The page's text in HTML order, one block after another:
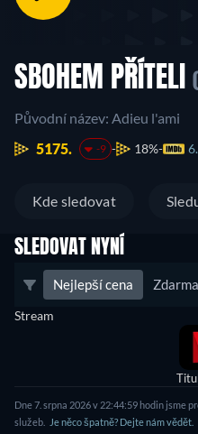
SBOHEM PŘÍTELI
Původní název: Adieu l'ami
5175.
-9 18%
Kde sledovat
SLEDOVAT NYNÍ
Nejlepší cena Zdarma
Stream
Dne 7. srpna 2026 v 22:44:59 hodin jsme
služeb.
Je něco špatně? Dejte nám vědět.